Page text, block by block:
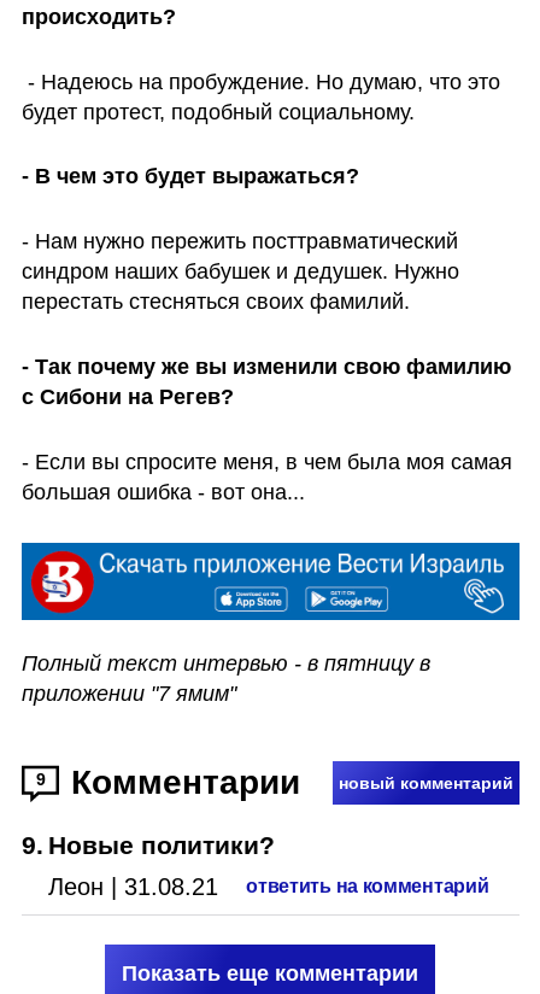
происходить?
будет протест, подобный социальному.
- В чем это будет выражаться?
- Нам нужно пережить посттравматический
синдром наших бабушек и дедушек. Нужно
перестать стесняться своих фамилий.
- Так почему же вы изменили свою фамилию
с Сибони на Регев?
- Если вы спросите меня, в чем была моя самая
большая ошибка - вот она...
Полный текст интервью - в пятницу в
приложении "7 ямим"
9 Комментарии новый комментарий
9. Новые политики?
Леон 31.08.21 ответить на комментарий
Показать еще комментарии